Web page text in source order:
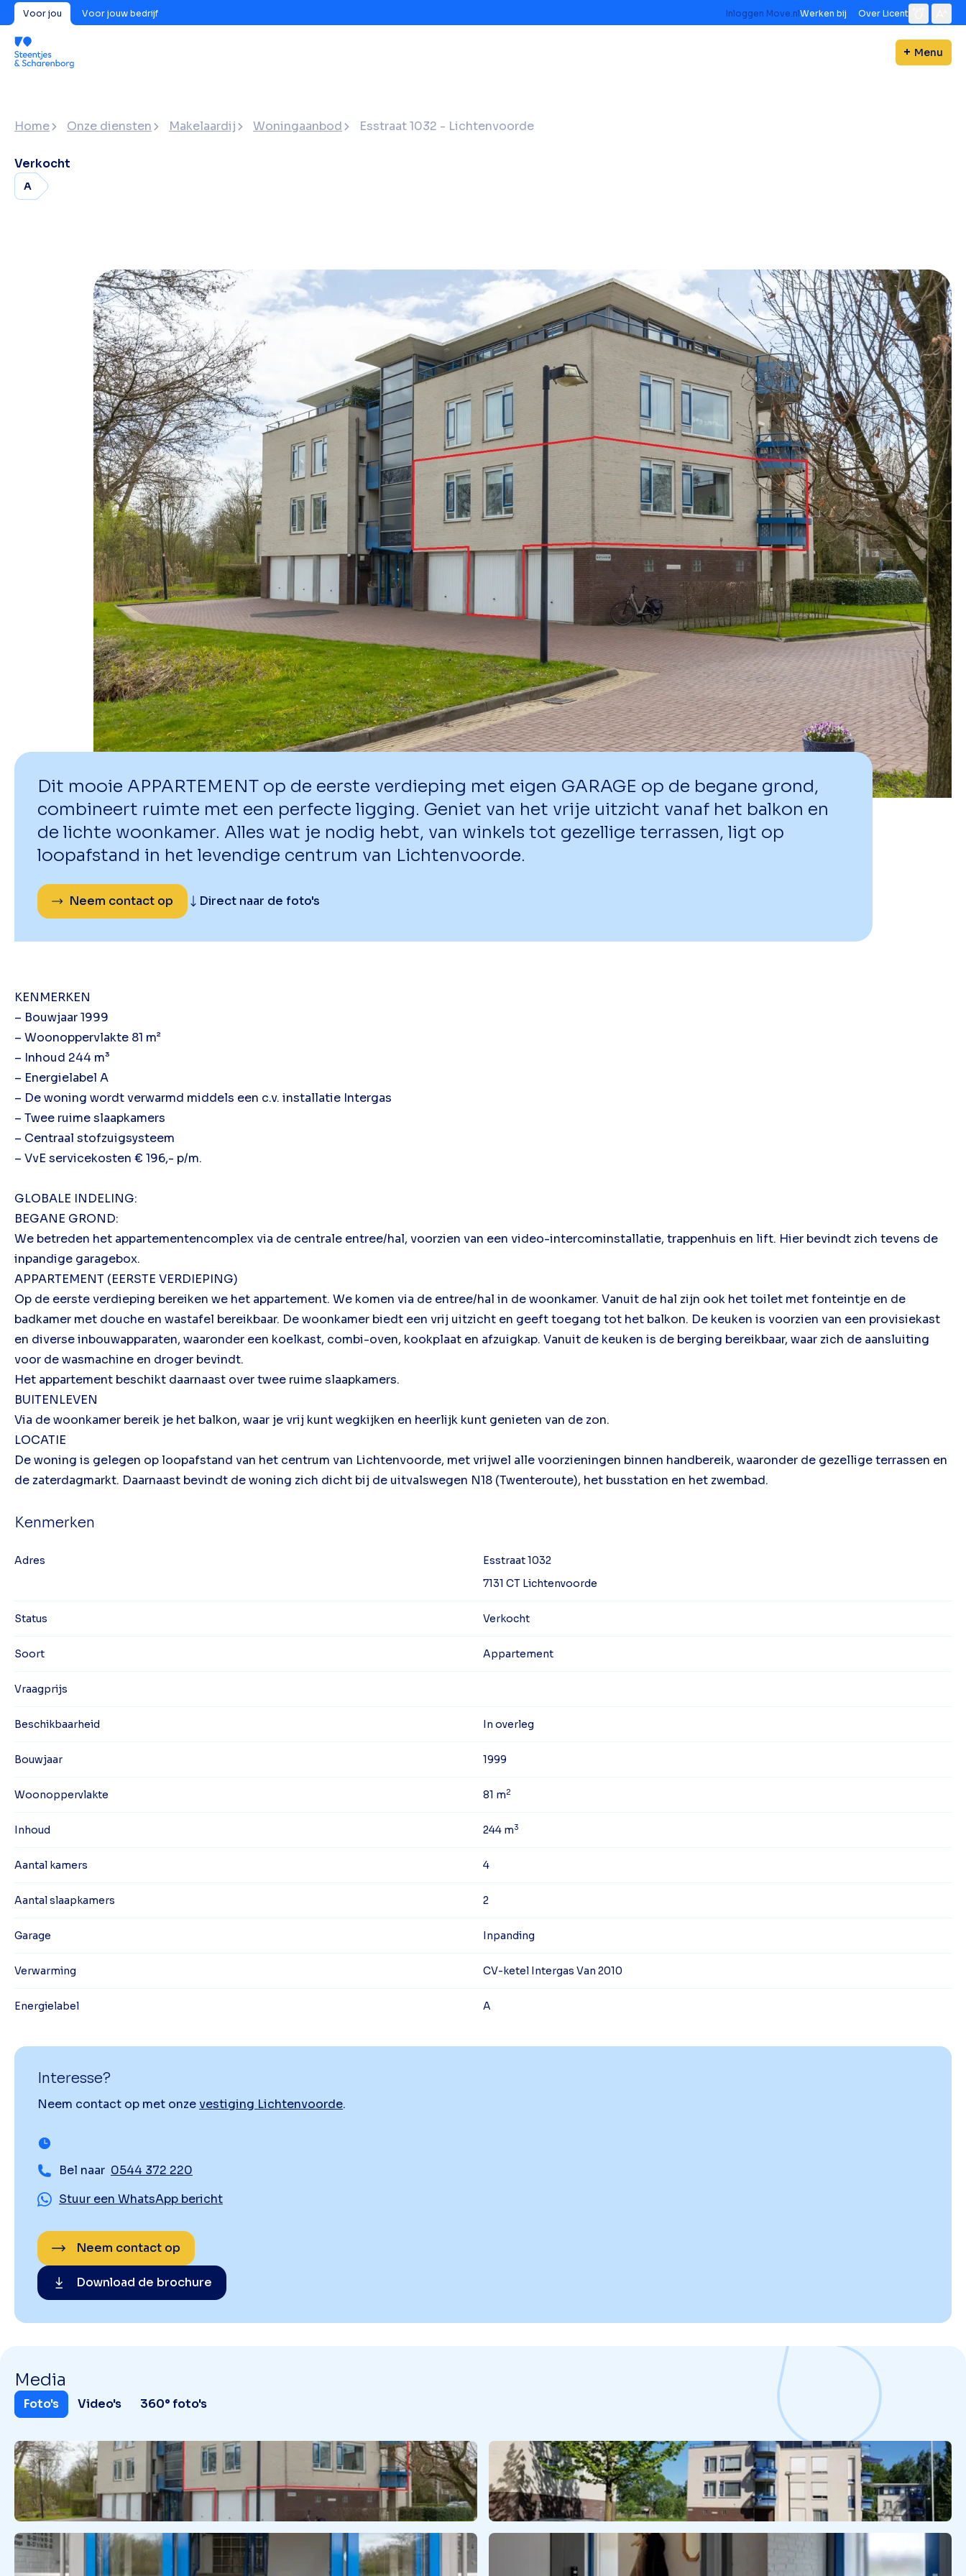
Voor jou Voor jouw bedrijf Inloggen Move.nlWerken bij Over Licent
Menu
Home Onze diensten Makelaardij Woningaanbod Esstraat 1032 - Lichtenvoorde
Verkocht
A
Dit mooie APPARTEMENT op de eerste verdieping met eigen GARAGE op de begane grond,
combineert ruimte met een perfecte ligging. Geniet van het vrije uitzicht vanaf het balkon en
de lichte woonkamer. Alles wat je nodig hebt, van winkels tot gezellige terrassen, ligt op
loopafstand in het levendige centrum van Lichtenvoorde.
Neem contact op Direct naar de foto's
KENMERKEN
– Bouwjaar 1999
– Woonoppervlakte 81 m²
– Inhoud 244 m³
– Energielabel A
– De woning wordt verwarmd middels een c.v. installatie Intergas
– Twee ruime slaapkamers
– Centraal stofzuigsysteem
– VvE servicekosten € 196,- p/m.
GLOBALE INDELING:
BEGANE GROND:
We betreden het appartementencomplex via de centrale entree/hal, voorzien van een video-intercominstallatie, trappenhuis en lift. Hier bevindt zich tevens de
inpandige garagebox.
APPARTEMENT (EERSTE VERDIEPING)
Op de eerste verdieping bereiken we het appartement. We komen via de entree/hal in de woonkamer. Vanuit de hal zijn ook het toilet met fonteintje en de
badkamer met douche en wastafel bereikbaar. De woonkamer biedt een vrij uitzicht en geeft toegang tot het balkon. De keuken is voorzien van een provisiekast
en diverse inbouwapparaten, waaronder een koelkast, combi-oven, kookplaat en afzuigkap. Vanuit de keuken is de berging bereikbaar, waar zich de aansluiting
voor de wasmachine en droger bevindt.
Het appartement beschikt daarnaast over twee ruime slaapkamers.
BUITENLEVEN
Via de woonkamer bereik je het balkon, waar je vrij kunt wegkijken en heerlijk kunt genieten van de zon.
LOCATIE
De woning is gelegen op loopafstand van het centrum van Lichtenvoorde, met vrijwel alle voorzieningen binnen handbereik, waaronder de gezellige terrassen en
de zaterdagmarkt. Daarnaast bevindt de woning zich dicht bij de uitvalswegen N18 (Twenteroute), het busstation en het zwembad.
Kenmerken
Adres
Esstraat 1032
7131 CT Lichtenvoorde
Status Verkocht
Soort Appartement
Vraagprijs
Beschikbaarheid In overleg
Bouwjaar 1999
Woonoppervlakte 81 m2
Inhoud 244 m3
Aantal kamers 4
Aantal slaapkamers 2
Garage Inpanding
Verwarming CV-ketel Intergas Van 2010
Energielabel A
Interesse?
Neem contact op met onzevestiging Lichtenvoorde.
Bel naar 0544 372 220
Stuur een WhatsApp bericht
Neem contact op
Download de brochure
Media
Foto's Video's 360° foto's